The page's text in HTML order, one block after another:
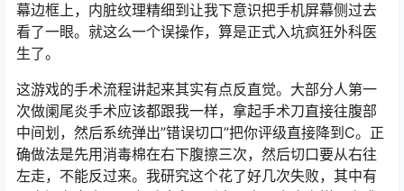
幕边框上，内脏纹理精细到让我下意识把手机屏幕侧过去
看了一眼。就这么一个误操作，算是正式入坑疯狂外科医
生了。
这游戏的手术流程讲起来其实有点反直觉。大部分人第一
次做阑尾炎手术应该都跟我一样，拿起手术刀直接往腹部
中间划，然后系统弹出”错误切口”把你评级直接降到C。正
确做法是先用消毒棉在右下腹擦三次，然后切口要从右往
左走，不能反过来。我研究这个花了好几次失败，其中有